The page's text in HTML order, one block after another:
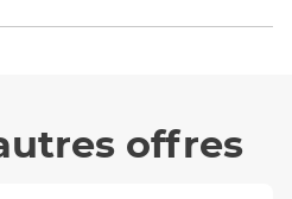
offres